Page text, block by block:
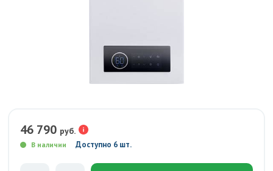
46 790 руб.
В наличии Доступно 6 шт.